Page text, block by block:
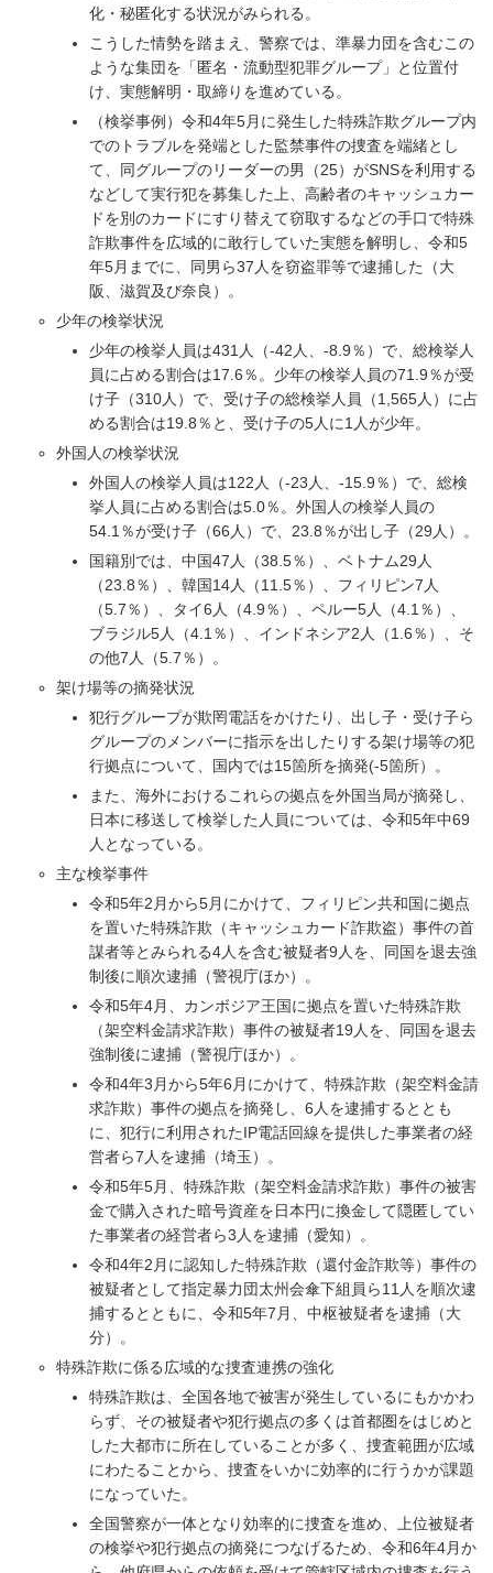
化・秘匿化する状況がみられる。
こうした情勢を踏まえ、警察では、準暴力団を含むこの
ような集団を「匿名・流動型犯罪グループ」と位置付
け、実態解明・取締りを進めている。
（検挙事例）令和4年5月に発生した特殊詐欺グループ内
でのトラブルを発端とした監禁事件の捜査を端緒とし
て、同グループのリーダーの男（25）がSNSを利用する
などして実行犯を募集した上、高齢者のキャッシュカー
ドを別のカードにすり替えて窃取するなどの手口で特殊
詐欺事件を広域的に敢行していた実態を解明し、令和5
年5月までに、同男ら37人を窃盗罪等で逮捕した（大
阪、滋賀及び奈良）。
少年の検挙状況
少年の検挙人員は431人（-42人、-8.9％）で、総検挙人
員に占める割合は17.6％。少年の検挙人員の71.9％が受
け子（310人）で、受け子の総検挙人員（1,565人）に占
める割合は19.8％と、受け子の5人に1人が少年。
外国人の検挙状況
外国人の検挙人員は122人（-23人、-15.9％）で、総検
挙人員に占める割合は5.0％。外国人の検挙人員の
54.1％が受け子（66人）で、23.8％が出し子（29人）。
国籍別では、中国47人（38.5％）、ベトナム29人
（23.8％）、韓国14人（11.5％）、フィリピン7人
（5.7％）、タイ6人（4.9％）、ペルー5人（4.1％）、
ブラジル5人（4.1％）、インドネシア2人（1.6％）、そ
の他7人（5.7％）。
架け場等の摘発状況
犯行グループが欺罔電話をかけたり、出し子・受け子ら
グループのメンバーに指示を出したりする架け場等の犯
行拠点について、国内では15箇所を摘発(-5箇所）。
また、海外におけるこれらの拠点を外国当局が摘発し、
日本に移送して検挙した人員については、令和5年中69
人となっている。
主な検挙事件
令和5年2月から5月にかけて、フィリピン共和国に拠点
を置いた特殊詐欺（キャッシュカード詐欺盗）事件の首
謀者等とみられる4人を含む被疑者9人を、同国を退去強
制後に順次逮捕（警視庁ほか）。
令和5年4月、カンボジア王国に拠点を置いた特殊詐欺
（架空料金請求詐欺）事件の被疑者19人を、同国を退去
強制後に逮捕（警視庁ほか）。
令和4年3月から5年6月にかけて、特殊詐欺（架空料金請
求詐欺）事件の拠点を摘発し、6人を逮捕するととも
に、犯行に利用されたIP電話回線を提供した事業者の経
営者ら7人を逮捕（埼玉）。
令和5年5月、特殊詐欺（架空料金請求詐欺）事件の被害
金で購入された暗号資産を日本円に換金して隠匿してい
た事業者の経営者ら3人を逮捕（愛知）。
令和4年2月に認知した特殊詐欺（還付金詐欺等）事件の
被疑者として指定暴力団太州会傘下組員ら11人を順次逮
捕するとともに、令和5年7月、中枢被疑者を逮捕（大
分）。
特殊詐欺に係る広域的な捜査連携の強化
特殊詐欺は、全国各地で被害が発生しているにもかかわ
らず、その被疑者や犯行拠点の多くは首都圏をはじめと
した大都市に所在していることが多く、捜査範囲が広域
にわたることから、捜査をいかに効率的に行うかが課題
になっていた。
全国警察が一体となり効率的に捜査を進め、上位被疑者
の検挙や犯行拠点の摘発につなげるため、令和6年4月か